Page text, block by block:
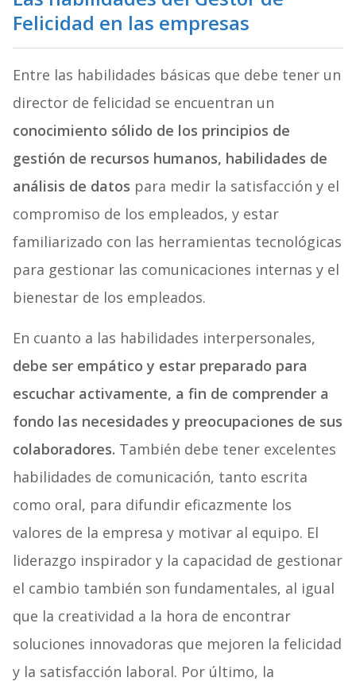
Felicidad en las empresas
Entre las habilidades básicas que debe tener un
director de felicidad se encuentran un
conocimiento sólido de los principios de
gestión de recursos humanos, habilidades de
análisis de datos para medir la satisfacción y el
compromiso de los empleados, y estar
familiarizado con las herramientas tecnológicas
para gestionar las comunicaciones internas y el
bienestar de los empleados.
En cuanto a las habilidades interpersonales,
debe ser empático y estar preparado para
escuchar activamente, a fin de comprender a
fondo las necesidades y preocupaciones de sus
colaboradores. También debe tener excelentes
habilidades de comunicación, tanto escrita
como oral, para difundir eficazmente los
valores de la empresa y motivar al equipo. El
liderazgo inspirador y la capacidad de gestionar
el cambio también son fundamentales, al igual
que la creatividad a la hora de encontrar
soluciones innovadoras que mejoren la felicidad
y la satisfacción laboral. Por último, la